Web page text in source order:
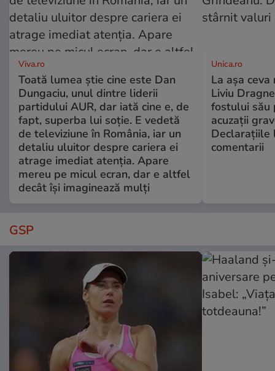
Viva.ro
Toată lumea știe cine este Dan
Dungaciu, unul dintre liderii
partidului AUR, dar iată cine e, de
fapt, superba lui soție. E vedetă
de televiziune în România, iar un
detaliu uluitor despre cariera ei
atrage imediat atenția. Apare
mereu pe micul ecran, dar e altfel
decât își imaginează mulți
Unica.ro
La așa
Liviu
fostului său
acuzații
Declarațiile
comentarii
GSP